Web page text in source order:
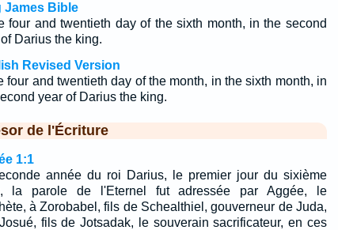
James Bible
four and twentieth day of the sixth month, in the second
Darius the king.
Revised Version
four and twentieth day of the month, in the sixth month, in
year of Darius the king.
de l'Écriture
1:1
année du roi Darius, le premier jour du sixième
la parole de l'Eternel fut adressée par Aggée, le
à Zorobabel, fils de Schealthiel, gouverneur de Juda,
fils de Jotsadak, le souverain sacrificateur, en ces